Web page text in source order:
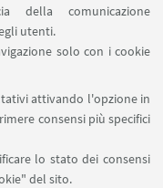
della comunicazione
utenti.
solo con i cookie
attivando l'opzione in
consensi più specifici
lo stato dei consensi
del sito.
Unibo.it
169Kb ]